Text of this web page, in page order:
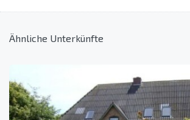
Ähnliche Unterkünfte